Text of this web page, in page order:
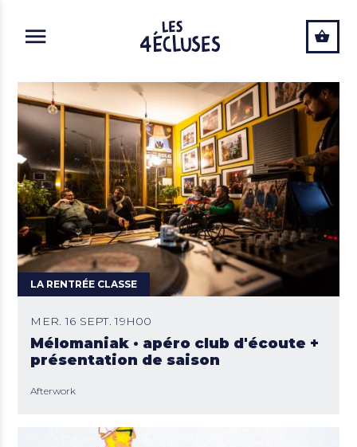
LA RENTRÉE CLASSE
MER. 16 SEPT. 19H00
Mélomaniak · apéro club d'écoute +
présentation de saison
Afterwork